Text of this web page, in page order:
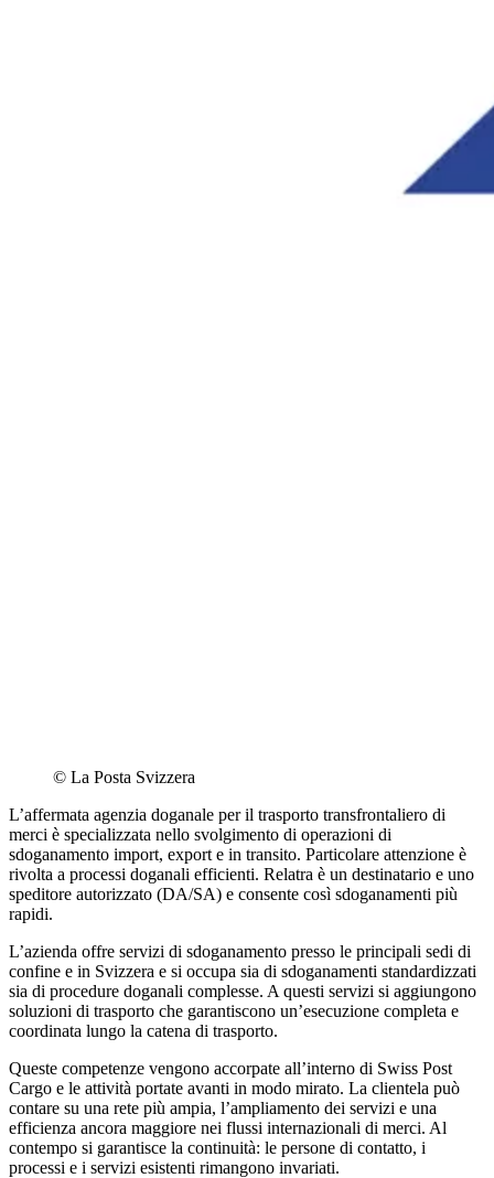
© La Posta Svizzera
L’affermata agenzia doganale per il trasporto transfrontaliero di
merci è specializzata nello svolgimento di operazioni di
sdoganamento import, export e in transito. Particolare attenzione è
rivolta a processi doganali efficienti. Relatra è un destinatario e uno
speditore autorizzato (DA/SA) e consente così sdoganamenti più
rapidi.
L’azienda offre servizi di sdoganamento presso le principali sedi di
confine e in Svizzera e si occupa sia di sdoganamenti standardizzati
sia di procedure doganali complesse. A questi servizi si aggiungono
soluzioni di trasporto che garantiscono un’esecuzione completa e
coordinata lungo la catena di trasporto.
Queste competenze vengono accorpate all’interno di Swiss Post
Cargo e le attività portate avanti in modo mirato. La clientela può
contare su una rete più ampia, l’ampliamento dei servizi e una
efficienza ancora maggiore nei flussi internazionali di merci. Al
contempo si garantisce la continuità: le persone di contatto, i
processi e i servizi esistenti rimangono invariati.